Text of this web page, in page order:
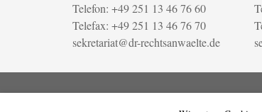
Telefon: +49 251 13 46 76 60
Telefax: +49 251 13 46 76 70
sekretariat@dr-rechtsanwaelte.de